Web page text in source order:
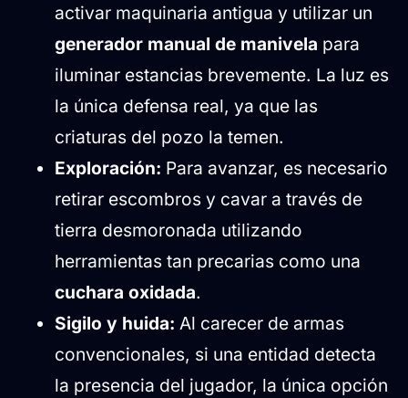
activar maquinaria antigua y utilizar un
generador manual de manivela para
iluminar estancias brevemente. La luz es
la única defensa real, ya que las
criaturas del pozo la temen.
Exploración: Para avanzar, es necesario
retirar escombros y cavar a través de
tierra desmoronada utilizando
herramientas tan precarias como una
cuchara oxidada.
Sigilo y huida: Al carecer de armas
convencionales, si una entidad detecta
la presencia del jugador, la única opción